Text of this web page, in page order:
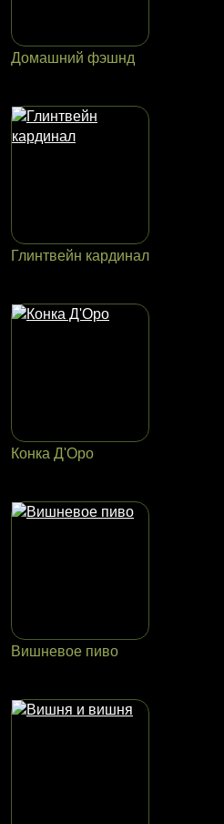
Домашний фэшнд
Глинтвейн кардинал
Конка Д'Оро
Вишневое пиво